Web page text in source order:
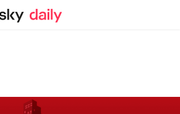
Blog ufficiale di Kaspersky